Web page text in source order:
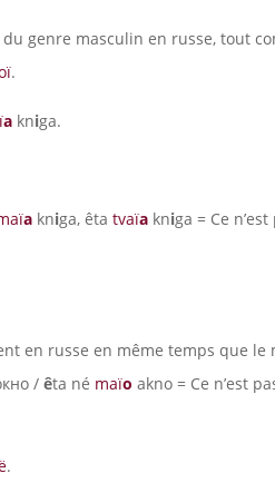
genre masculin en russe, tout
.
a kniga.
a kniga, êta tvaïa kniga = Ce n’est
en russe en même temps que le
/ êta né maïo akno = Ce n’est
.